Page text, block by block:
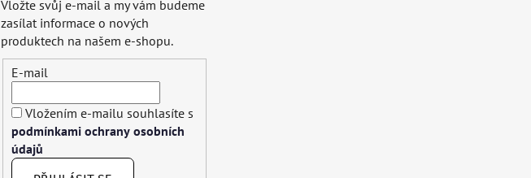
Vložte svůj e-mail a my vám budeme
zasílat informace o nových
produktech na našem e-shopu.
E-mail
Vložením e-mailu souhlasíte s
podmínkami ochrany osobních
údajů